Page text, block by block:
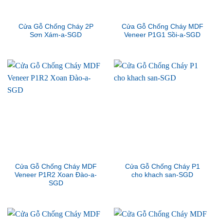
Cửa Gỗ Chống Cháy 2P
Sơn Xám-a-SGD
Cửa Gỗ Chống Cháy MDF
Veneer P1G1 Sồi-a-SGD
Cửa Gỗ Chống Cháy MDF
Veneer P1R2 Xoan Đào-a-
SGD
Cửa Gỗ Chống Cháy P1
cho khach san-SGD